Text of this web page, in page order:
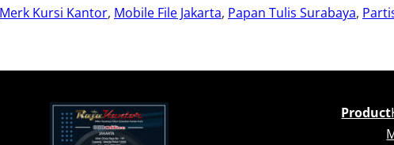
Merk Kursi Kantor, Mobile File Jakarta, Papan Tulis Surabaya,
Product